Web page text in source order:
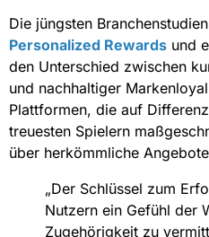
Die jüngsten
Personalized Rewards und
den Unterschied zwischen
und nachhaltiger
Plattformen, die auf
treuesten Spielern
über herkömmliche
„Der Schlüssel zum
Nutzern ein Gefühl der
Zugehörigkeit zu